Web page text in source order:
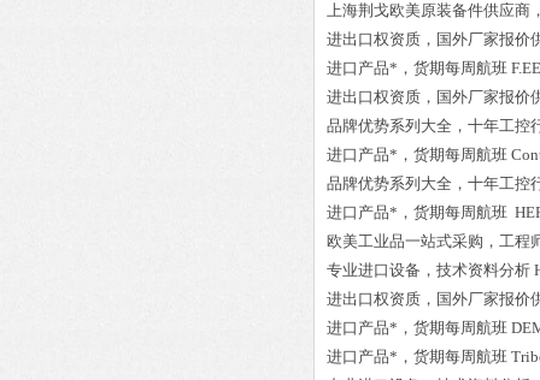
上海荆戈欧美原装备件供应商
进出口权资质，国外厂家报价
进口产品*，货期每周航班
进出口权资质，国外厂家报价
品牌优势系列大全，十年工控
进口产品*，货期每周航班
品牌优势系列大全，十年工控
进口产品*，货期每周航班
欧美工业品一站式采购，工程
专业进口设备，技术资料分析
进出口权资质，国外厂家报价
进口产品*，货期每周航班
进口产品*，货期每周航班